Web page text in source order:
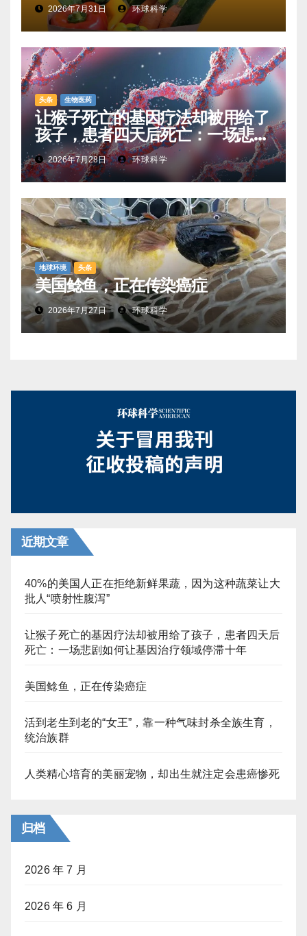
2026年7月31日 环球科学
头条 生物医药
让猴子死亡的基因疗法却被用给了
孩子，患者四天后死亡：一场悲剧
如何让基因治疗领域停滞十年
2026年7月28日 环球科学
地球环境 头条
美国鲶鱼，正在传染癌症
2026年7月27日 环球科学
近期文章
40%的美国人正在拒绝新鲜果蔬，因为这种蔬菜让大
批人“喷射性腹泻”
让猴子死亡的基因疗法却被用给了孩子，患者四天后
死亡：一场悲剧如何让基因治疗领域停滞十年
美国鲶鱼，正在传染癌症
活到老生到老的“女王”，靠一种气味封杀全族生育，
统治族群
人类精心培育的美丽宠物，却出生就注定会患癌惨死
归档
2026 年 7 月
2026 年 6 月